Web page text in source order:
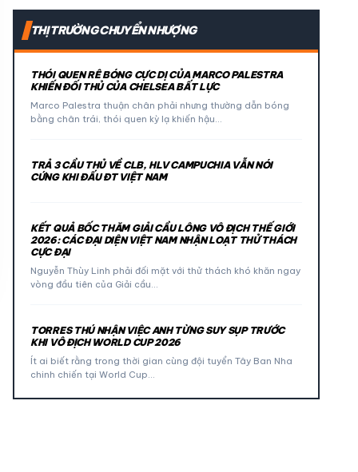
THỊ TRƯỜNG CHUYỂN NHƯỢNG
THÓI QUEN RÊ BÓNG CỰC DỊ CỦA MARCO PALESTRA
KHIẾN ĐỐI THỦ CỦA CHELSEA BẤT LỰC
Marco Palestra thuận chân phải nhưng thường dẫn bóng
bằng chân trái, thói quen kỳ lạ khiến hậu…
TRẢ 3 CẦU THỦ VỀ CLB, HLV CAMPUCHIA VẪN NÓI
CỨNG KHI ĐẤU ĐT VIỆT NAM
KẾT QUẢ BỐC THĂM GIẢI CẦU LÔNG VÔ ĐỊCH THẾ GIỚI
2026: CÁC ĐẠI DIỆN VIỆT NAM NHẬN LOẠT THỬ THÁCH
CỰC ĐẠI
Nguyễn Thùy Linh phải đối mặt với thử thách khó khăn ngay
vòng đầu tiên của Giải cầu…
TORRES THÚ NHẬN VIỆC ANH TỪNG SUY SỤP TRƯỚC
KHI VÔ ĐỊCH WORLD CUP 2026
Ít ai biết rằng trong thời gian cùng đội tuyển Tây Ban Nha
chinh chiến tại World Cup…